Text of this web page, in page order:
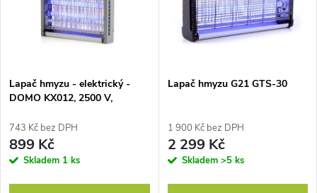
Lapač hmyzu - elektrický -
DOMO KX012, 2500 V,
10 W
743 Kč bez DPH
899 Kč
Skladem 1 ks
Lapač hmyzu G21 GTS-30
1 900 Kč bez DPH
2 299 Kč
Skladem >5 ks